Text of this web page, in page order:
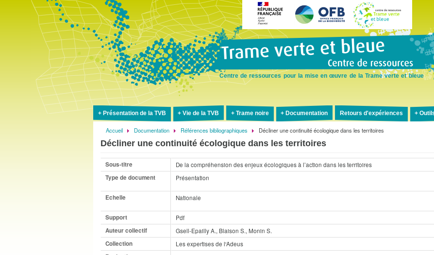
au
contenu
Centre de ressources pour la mise en œuvre de la Trame verte et bleue
Présentation de la TVB Vie de la TVB Trame noire Documentation Retours d'expériences
Fil
d'Ariane
Accueil Documentation Références bibliographiques Décliner une continuité écologique dans les territoires
Décliner une continuité écologique dans les territoires
Sous-titre
De la compréhension des enjeux écologiques à l’action dans les territoires
Type de document
Présentation
Echelle Nationale
Support
Pdf
Auteur collectif
Gsell-Epailly A., Blaison S., Monin S.
Collection
Les expertises de l'Adeus